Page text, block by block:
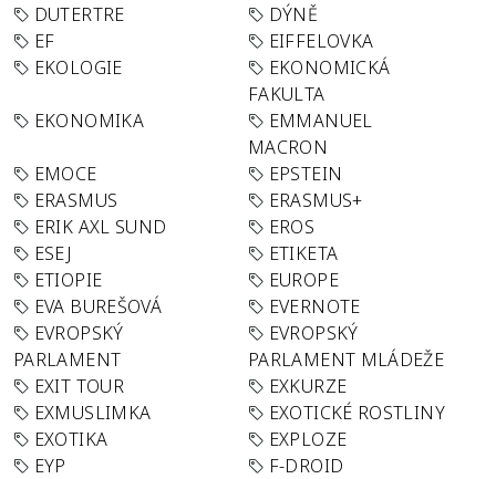
DUTERTRE
DÝNĚ
EF
EIFFELOVKA
EKOLOGIE
EKONOMICKÁ
FAKULTA
EKONOMIKA
EMMANUEL
MACRON
EMOCE
EPSTEIN
ERASMUS
ERASMUS+
ERIK AXL SUND
EROS
ESEJ
ETIKETA
ETIOPIE
EUROPE
EVA BUREŠOVÁ
EVERNOTE
EVROPSKÝ
PARLAMENT
EVROPSKÝ
PARLAMENT MLÁDEŽE
EXIT TOUR
EXKURZE
EXMUSLIMKA
EXOTICKÉ ROSTLINY
EXOTIKA
EXPLOZE
EYP
F-DROID